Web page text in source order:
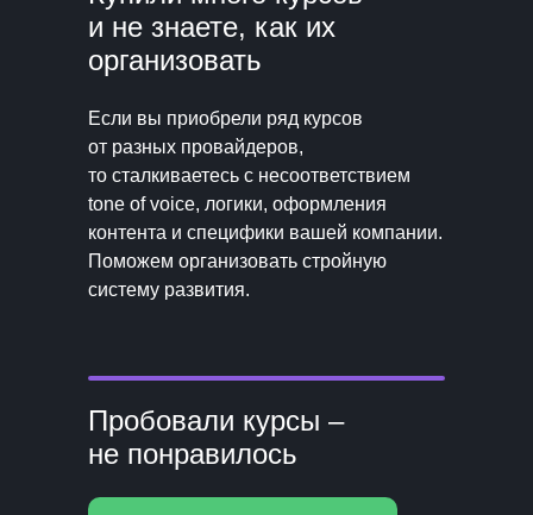
и не знаете, как их
организовать
Если вы приобрели ряд курсов
от разных провайдеров,
то сталкиваетесь с несоответствием
tone of voice, логики, оформления
контента и специфики вашей компании.
Поможем организовать стройную
систему развития.
Пробовали курсы –
не понравилось